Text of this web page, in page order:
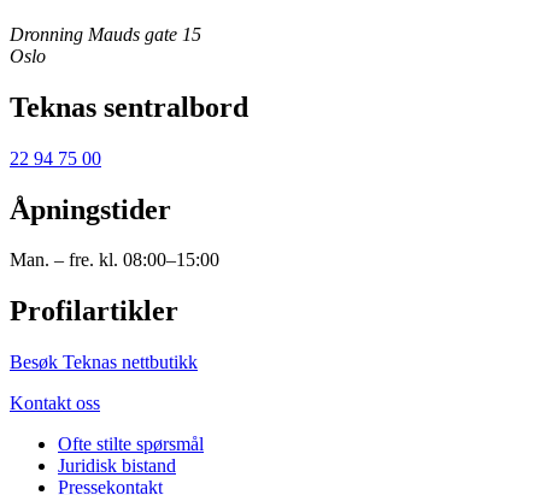
Dronning Mauds gate 15
Oslo
Teknas sentralbord
22 94 75 00
Åpningstider
Man. – fre. kl. 08:00–15:00
Profilartikler
Besøk Teknas nettbutikk
Kontakt oss
Ofte stilte spørsmål
Juridisk bistand
Pressekontakt